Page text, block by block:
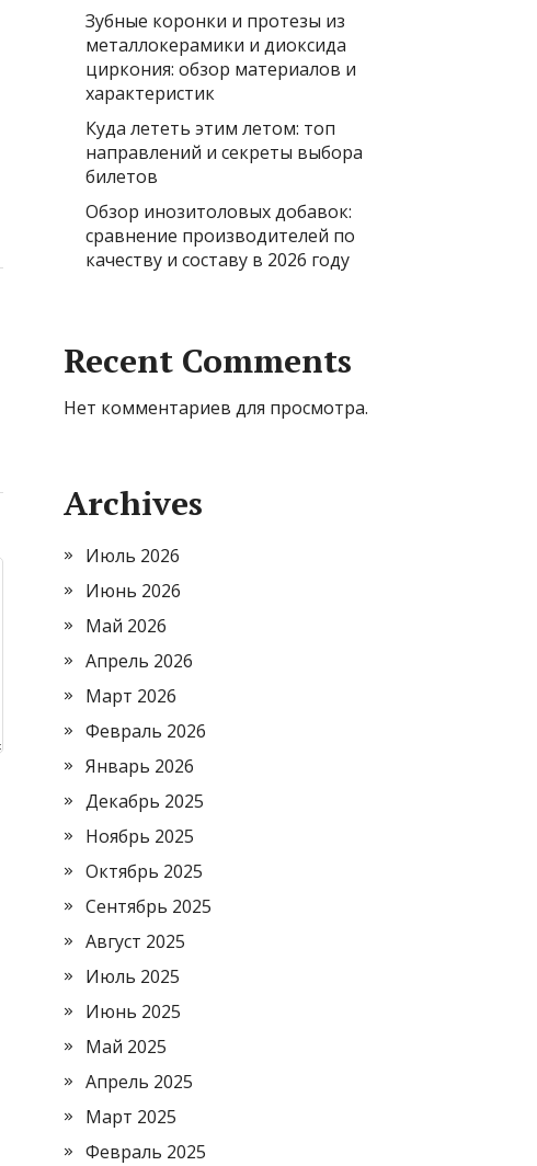
Зубные коронки и протезы из
металлокерамики и диоксида
циркония: обзор материалов и
характеристик
Куда лететь этим летом: топ
направлений и секреты выбора
билетов
Обзор инозитоловых добавок:
сравнение производителей по
качеству и составу в 2026 году
Recent Comments
Нет комментариев для просмотра.
Archives
Июль 2026
Июнь 2026
Май 2026
Апрель 2026
Март 2026
Февраль 2026
Январь 2026
Декабрь 2025
Ноябрь 2025
Октябрь 2025
Сентябрь 2025
Август 2025
Июль 2025
Июнь 2025
Май 2025
Апрель 2025
Март 2025
Февраль 2025